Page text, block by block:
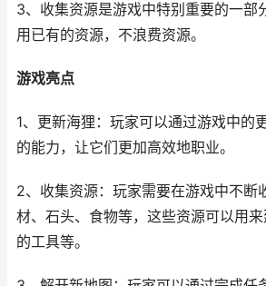
3、收集资源是游戏中特别重要的一部
用已有的资源，不浪费资源。
游戏亮点
1、更新海狸：玩家可以通过游戏中的
的能力，让它们更加高效地职业。
2、收集资源：玩家需要在游戏中不断
材、石头、食物等，这些资源可以用
的工具等。